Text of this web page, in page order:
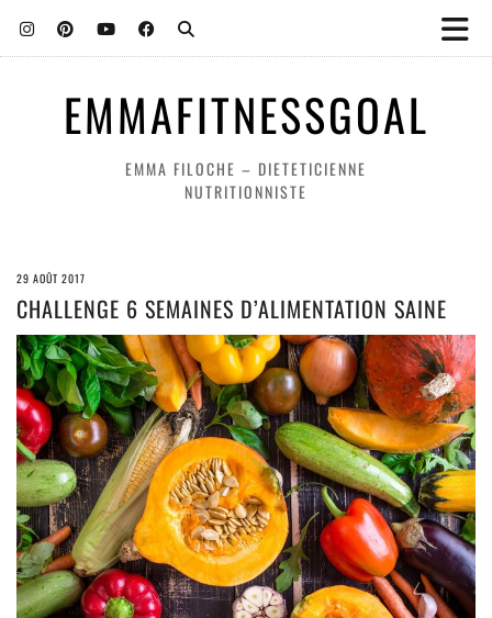
EMMAFITNESSGOAL
EMMA FILOCHE – DIETETICIENNE
NUTRITIONNISTE
29 AOÛT 2017
CHALLENGE 6 SEMAINES D’ALIMENTATION SAINE